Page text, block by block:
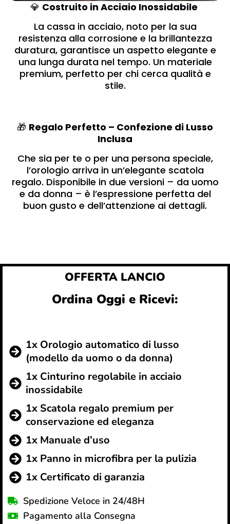
💎 Costruito in Acciaio Inossidabile
La cassa in acciaio, noto per la sua
resistenza alla corrosione e la brillantezza
duratura, garantisce un aspetto elegante e
una lunga durata nel tempo. Un materiale
premium, perfetto per chi cerca qualità e
stile.
🎁 Regalo Perfetto – Confezione di Lusso
Inclusa
Che sia per te o per una persona speciale,
l’orologio arriva in un’elegante scatola
regalo. Disponibile in due versioni – da uomo
e da donna – è l’espressione perfetta del
buon gusto e dell’attenzione ai dettagli.
OFFERTA LANCIO
Ordina Oggi e Ricevi:
1x Orologio automatico di lusso
(modello da uomo o da donna)
1x Cinturino regolabile in acciaio
inossidabile
1x Scatola regalo premium per
conservazione ed eleganza
1x Manuale d’uso
1x Panno in microfibra per la pulizia
1x Certificato di garanzia
Spedizione Veloce in 24/48H
Pagamento alla Consegna